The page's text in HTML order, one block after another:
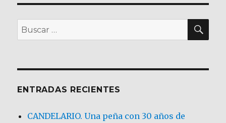
Buscar
por:
ENTRADAS RECIENTES
CANDELARIO. Una peña con 30 años de